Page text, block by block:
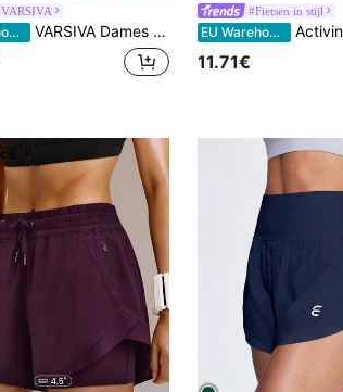
VARSIVA
EU Warehouse VARSIVA Dames zomermode allover print elastische taille sportshorts workout short
#Fietsen in stijl
EU Warehouse Activina Zijzak voor telefoon
11.71€